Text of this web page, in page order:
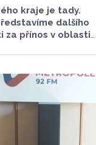
kraje je tady.
dalšího
za přínos v oblasti
škola
Významný počin
osoba.